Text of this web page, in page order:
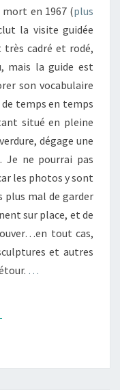
mort en 1967 (plus
la visite guidée
très cadré et rodé,
mais la guide est
son vocabulaire
temps en temps
situé en pleine
dégage une
Je ne pourrai pas
les photos y sont
plus mal de garder
sur place, et de
tout cas,
et autres
…
LA SUITE